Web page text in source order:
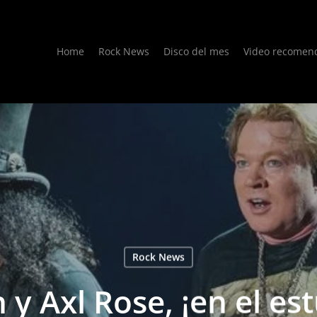
Home Rock News Disco del mes Video
Rock News
y Axl Rose, ¡en el